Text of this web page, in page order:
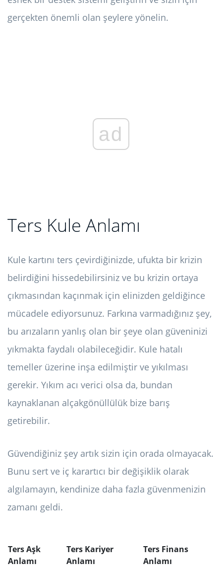
gerçekten önemli olan şeylere yönelin.
ad
Ters Kule Anlamı
Kule kartını ters çevirdiğinizde, ufukta bir krizin
belirdiğini hissedebilirsiniz ve bu krizin ortaya
çıkmasından kaçınmak için elinizden geldiğince
mücadele ediyorsunuz. Farkına varmadığınız şey,
bu arızaların yanlış olan bir şeye olan güveninizi
yıkmakta faydalı olabileceğidir. Kule hatalı
temeller üzerine inşa edilmiştir ve yıkılması
gerekir. Yıkım acı verici olsa da, bundan
kaynaklanan alçakgönüllülük bize barış
getirebilir.
Güvendiğiniz şey artık sizin için orada olmayacak.
Bunu sert ve iç karartıcı bir değişiklik olarak
algılamayın, kendinize daha fazla güvenmenizin
zamanı geldi.
Ters Aşk
Anlamı
Ters Kariyer
Anlamı
Ters Finans
Anlamı